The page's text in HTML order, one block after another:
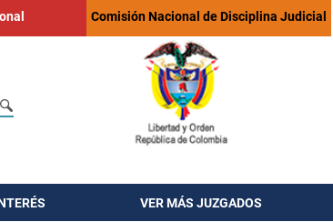
Comisión Nacional de Disciplina Judicial
VER MÁS JUZGADOS